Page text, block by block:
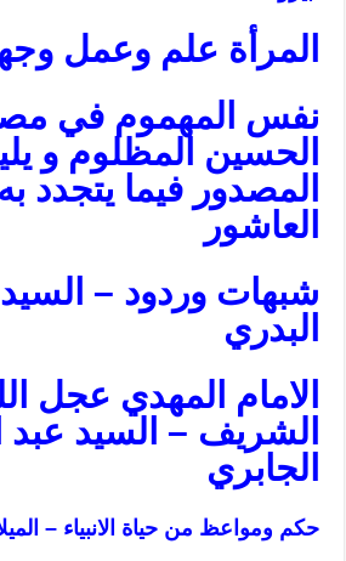
المرأة علم وعمل
نفس المهموم في
الحسين المظلوم و
المصدور فيما يتجدد
العاشور
شبهات وردود –
البدري
الامام المهدي عجل
الشريف – السيد عبد
الجابري
حكم ومواعظ من حياة الانبياء –